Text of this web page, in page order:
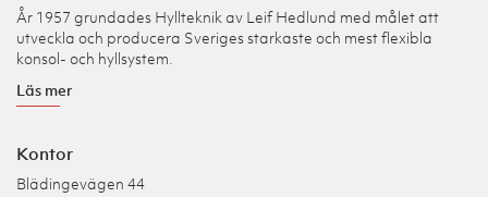
År 1957 grundades Hyllteknik av Leif Hedlund med målet att
utveckla och producera Sveriges starkaste och mest flexibla
konsol- och hyllsystem.
Läs mer
Kontor
Blädingevägen 44